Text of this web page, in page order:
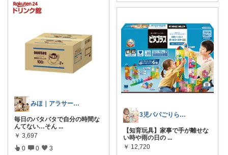
みほ｜アラサー主婦｜共働き｜2児育児中
毎日のバタバタで自分の時間な
んてない…そん ...
￥ 3,697
0 0 3
3児パパごりら｜家族で役立つROOM
【知育玩具】家事で手が離せな
い時や雨の日の ...
￥ 12,720